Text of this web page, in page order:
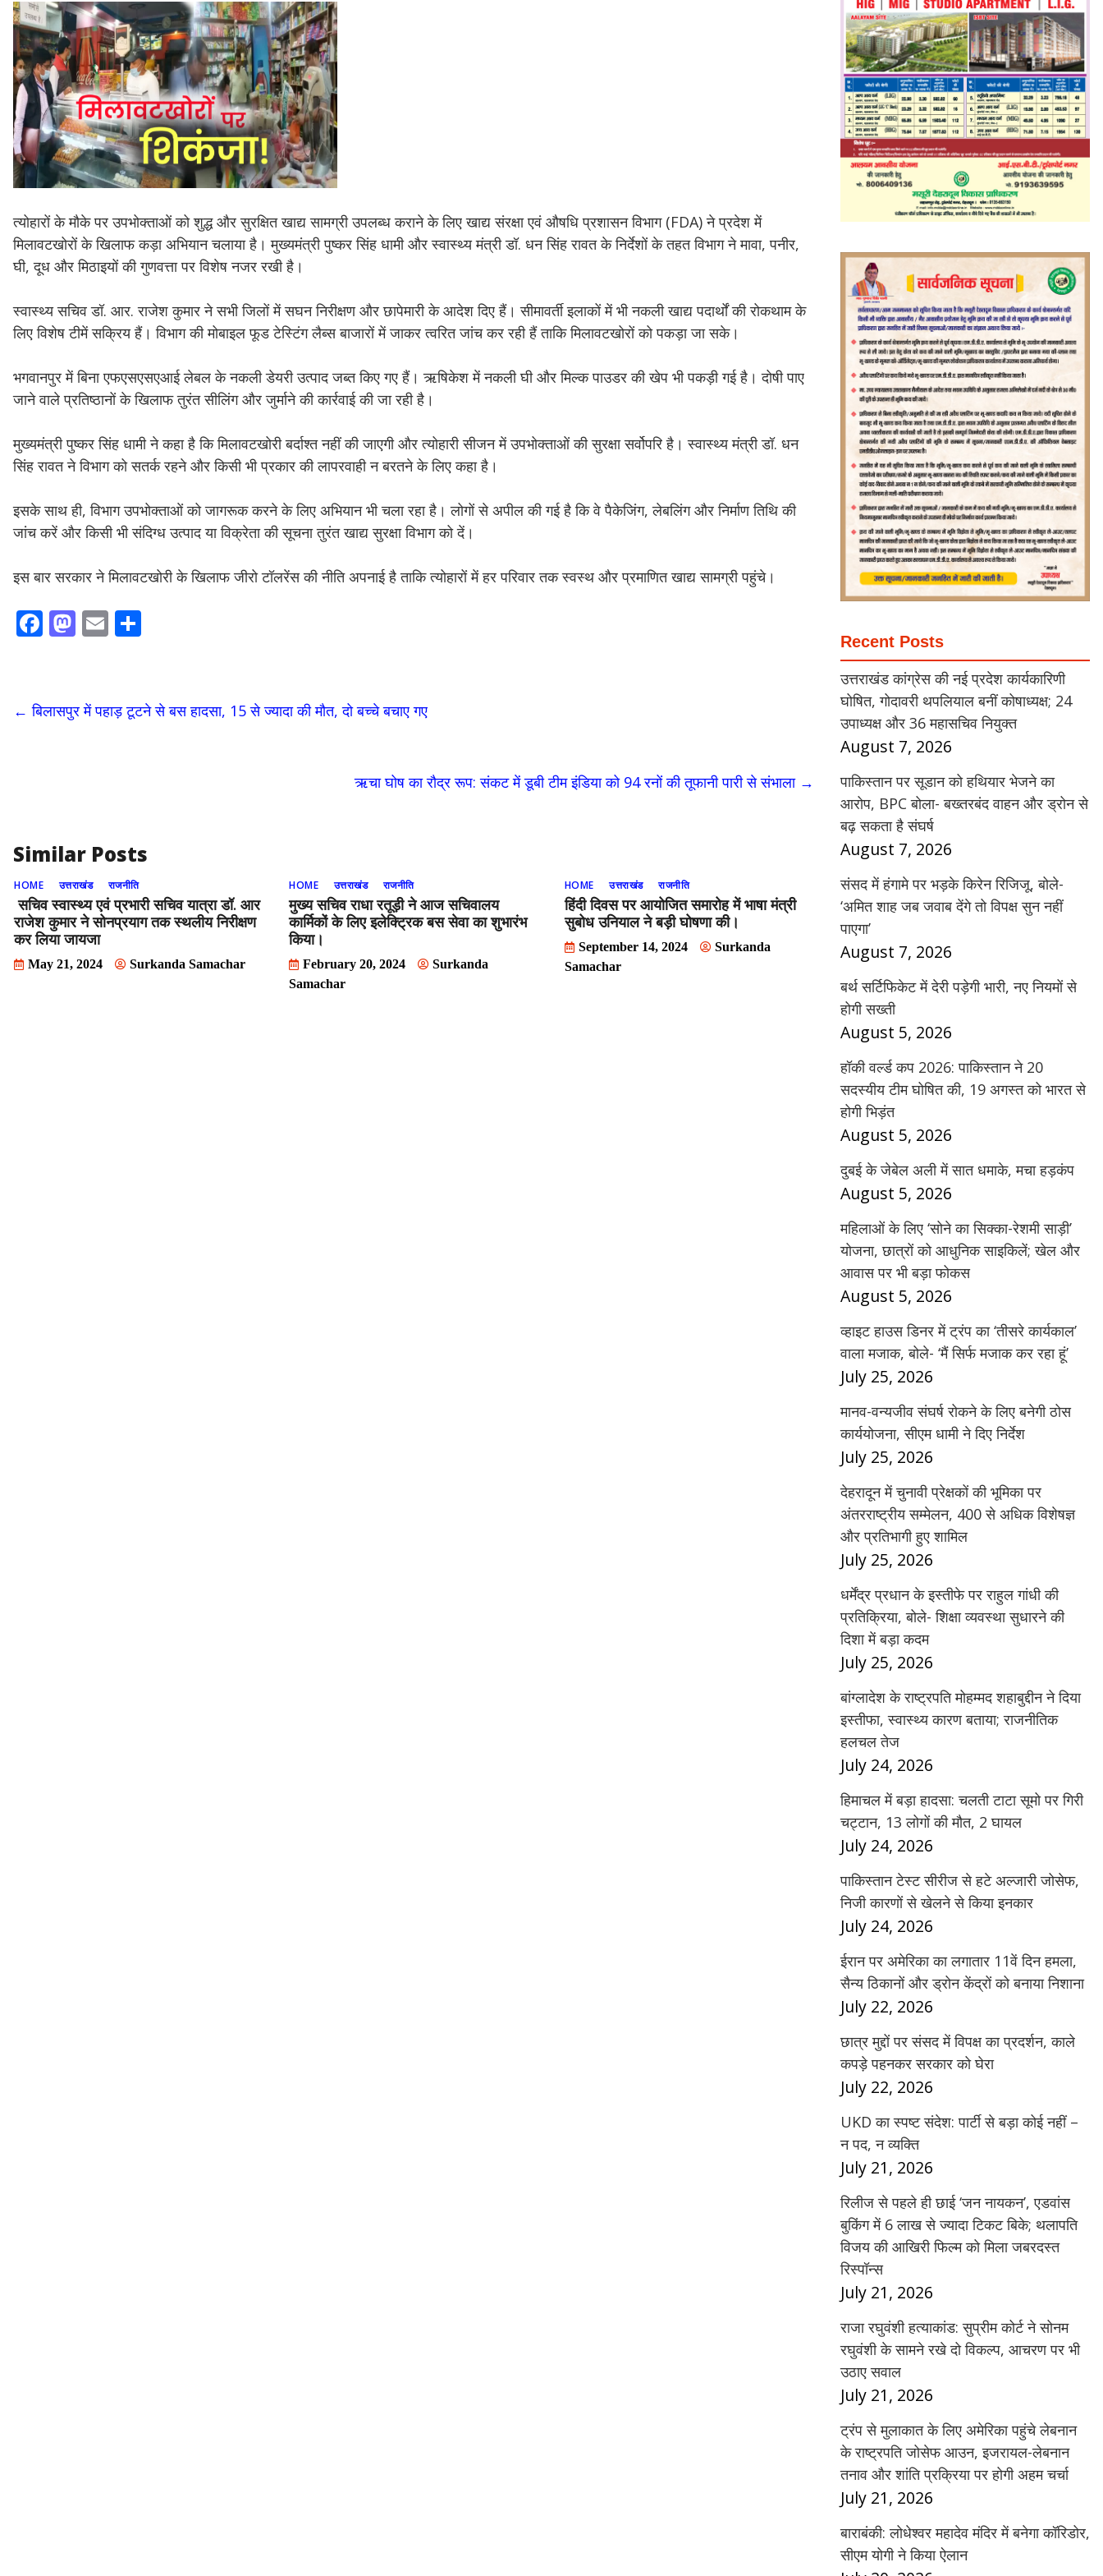
त्योहारों के मौके पर उपभोक्ताओं को शुद्ध और सुरक्षित खाद्य सामग्री उपलब्ध कराने के लिए खाद्य संरक्षा एवं औषधि प्रशासन विभाग (FDA) ने प्रदेश में
मिलावटखोरों के खिलाफ कड़ा अभियान चलाया है। मुख्यमंत्री पुष्कर सिंह धामी और स्वास्थ्य मंत्री डॉ. धन सिंह रावत के निर्देशों के तहत विभाग ने मावा, पनीर,
घी, दूध और मिठाइयों की गुणवत्ता पर विशेष नजर रखी है।
स्वास्थ्य सचिव डॉ. आर. राजेश कुमार ने सभी जिलों में सघन निरीक्षण और छापेमारी के आदेश दिए हैं। सीमावर्ती इलाकों में भी नकली खाद्य पदार्थों की रोकथाम के
लिए विशेष टीमें सक्रिय हैं। विभाग की मोबाइल फूड टेस्टिंग लैब्स बाजारों में जाकर त्वरित जांच कर रही हैं ताकि मिलावटखोरों को पकड़ा जा सके।
भगवानपुर में बिना एफएसएसएआई लेबल के नकली डेयरी उत्पाद जब्त किए गए हैं। ऋषिकेश में नकली घी और मिल्क पाउडर की खेप भी पकड़ी गई है। दोषी पाए
जाने वाले प्रतिष्ठानों के खिलाफ तुरंत सीलिंग और जुर्माने की कार्रवाई की जा रही है।
मुख्यमंत्री पुष्कर सिंह धामी ने कहा है कि मिलावटखोरी बर्दाश्त नहीं की जाएगी और त्योहारी सीजन में उपभोक्ताओं की सुरक्षा सर्वोपरि है। स्वास्थ्य मंत्री डॉ. धन
सिंह रावत ने विभाग को सतर्क रहने और किसी भी प्रकार की लापरवाही न बरतने के लिए कहा है।
इसके साथ ही, विभाग उपभोक्ताओं को जागरूक करने के लिए अभियान भी चला रहा है। लोगों से अपील की गई है कि वे पैकेजिंग, लेबलिंग और निर्माण तिथि की
जांच करें और किसी भी संदिग्ध उत्पाद या विक्रेता की सूचना तुरंत खाद्य सुरक्षा विभाग को दें।
इस बार सरकार ने मिलावटखोरी के खिलाफ जीरो टॉलरेंस की नीति अपनाई है ताकि त्योहारों में हर परिवार तक स्वस्थ और प्रमाणित खाद्य सामग्री पहुंचे।
F
b
o
M
d
o
E
l e
← बिलासपुर में पहाड़ टूटने से बस हादसा, 15 से ज्यादा की मौत, दो बच्चे बचाए गए
ऋचा घोष का रौद्र रूप: संकट में डूबी टीम इंडिया को 94 रनों की तूफानी पारी से संभाला →
Similar Posts
HOME उत्तराखंड राजनीति
सचिव स्वास्थ्य एवं प्रभारी सचिव यात्रा डाॅ. आर
राजेश कुमार ने सोनप्रयाग तक स्थलीय निरीक्षण
कर लिया जायजा
May 21, 2024 Surkanda Samachar
HOME उत्तराखंड राजनीति
मुख्य सचिव राधा रतूड़ी ने आज सचिवालय
कार्मिकों के लिए इलेक्ट्रिक बस सेवा का शुभारंभ
किया।
February 20, 2024
Surkanda
Samachar
HOME उत्तराखंड राजनीति
हिंदी दिवस पर आयोजित समारोह में भाषा मंत्री
सुबोध उनियाल ने बड़ी घोषणा की।
September 14, 2024
Surkanda
Samachar
Recent Posts
उत्तराखंड कांग्रेस की नई प्रदेश कार्यकारिणी
घोषित, गोदावरी थपलियाल बनीं कोषाध्यक्ष; 24
उपाध्यक्ष और 36 महासचिव नियुक्त
August 7, 2026
पाकिस्तान पर सूडान को हथियार भेजने का
आरोप, BPC बोला- बख्तरबंद वाहन और ड्रोन से
बढ़ सकता है संघर्ष
August 7, 2026
संसद में हंगामे पर भड़के किरेन रिजिजू, बोले-
‘अमित शाह जब जवाब देंगे तो विपक्ष सुन नहीं
पाएगा’
August 7, 2026
बर्थ सर्टिफिकेट में देरी पड़ेगी भारी, नए नियमों से
होगी सख्ती
August 5, 2026
हॉकी वर्ल्ड कप 2026: पाकिस्तान ने 20
सदस्यीय टीम घोषित की, 19 अगस्त को भारत से
होगी भिड़ंत
August 5, 2026
दुबई के जेबेल अली में सात धमाके, मचा हड़कंप
August 5, 2026
महिलाओं के लिए ‘सोने का सिक्का-रेशमी साड़ी’
योजना, छात्रों को आधुनिक साइकिलें; खेल और
आवास पर भी बड़ा फोकस
August 5, 2026
व्हाइट हाउस डिनर में ट्रंप का ‘तीसरे कार्यकाल’
वाला मजाक, बोले- ‘मैं सिर्फ मजाक कर रहा हूं’
July 25, 2026
मानव-वन्यजीव संघर्ष रोकने के लिए बनेगी ठोस
कार्ययोजना, सीएम धामी ने दिए निर्देश
July 25, 2026
देहरादून में चुनावी प्रेक्षकों की भूमिका पर
अंतरराष्ट्रीय सम्मेलन, 400 से अधिक विशेषज्ञ
और प्रतिभागी हुए शामिल
July 25, 2026
धर्मेंद्र प्रधान के इस्तीफे पर राहुल गांधी की
प्रतिक्रिया, बोले- शिक्षा व्यवस्था सुधारने की
दिशा में बड़ा कदम
July 25, 2026
बांग्लादेश के राष्ट्रपति मोहम्मद शहाबुद्दीन ने दिया
इस्तीफा, स्वास्थ्य कारण बताया; राजनीतिक
हलचल तेज
July 24, 2026
हिमाचल में बड़ा हादसा: चलती टाटा सूमो पर गिरी
चट्टान, 13 लोगों की मौत, 2 घायल
July 24, 2026
पाकिस्तान टेस्ट सीरीज से हटे अल्जारी जोसेफ,
निजी कारणों से खेलने से किया इनकार
July 24, 2026
ईरान पर अमेरिका का लगातार 11वें दिन हमला,
सैन्य ठिकानों और ड्रोन केंद्रों को बनाया निशाना
July 22, 2026
छात्र मुद्दों पर संसद में विपक्ष का प्रदर्शन, काले
कपड़े पहनकर सरकार को घेरा
July 22, 2026
UKD का स्पष्ट संदेश: पार्टी से बड़ा कोई नहीं –
न पद, न व्यक्ति
July 21, 2026
रिलीज से पहले ही छाई ‘जन नायकन’, एडवांस
बुकिंग में 6 लाख से ज्यादा टिकट बिके; थलापति
विजय की आखिरी फिल्म को मिला जबरदस्त
रिस्पॉन्स
July 21, 2026
राजा रघुवंशी हत्याकांड: सुप्रीम कोर्ट ने सोनम
रघुवंशी के सामने रखे दो विकल्प, आचरण पर भी
उठाए सवाल
July 21, 2026
ट्रंप से मुलाकात के लिए अमेरिका पहुंचे लेबनान
के राष्ट्रपति जोसेफ आउन, इजरायल-लेबनान
तनाव और शांति प्रक्रिया पर होगी अहम चर्चा
July 21, 2026
बाराबंकी: लोधेश्वर महादेव मंदिर में बनेगा कॉरिडोर,
सीएम योगी ने किया ऐलान